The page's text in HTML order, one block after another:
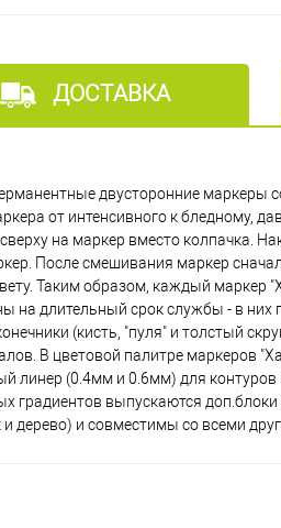
ДОСТАВКА
двусторонние
от интенсивного к бледному,
на маркер вместо колпачка.
После смешивания маркер
Таким образом, каждый маркер
на длительный срок службы - в них
(кисть, "пуля" и толстый
В цветовой палитре маркеров
линер (0.4мм и 0.6мм) для
градиентов выпускаются
дерево) и совместимы со всеми